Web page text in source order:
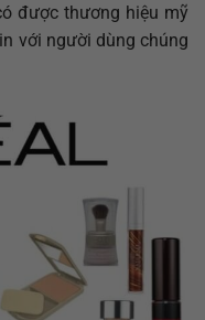
được thương hiệu mỹ
với người dùng chúng